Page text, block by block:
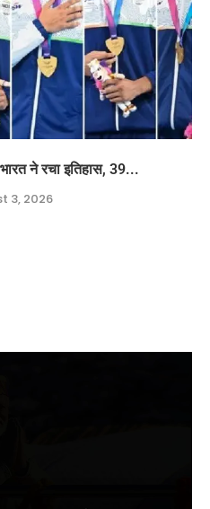
ने रचा इतिहास, 39...
3, 2026